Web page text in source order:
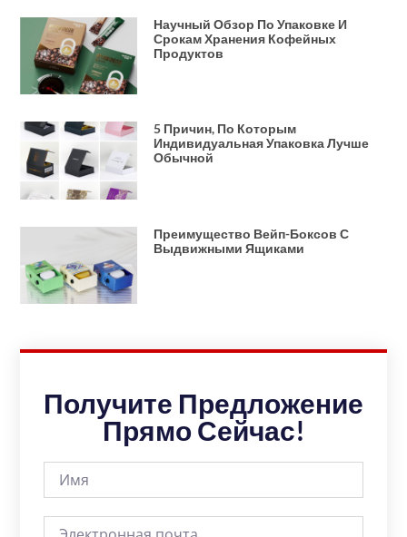
Научный Обзор По Упаковке И
Срокам Хранения Кофейных
Продуктов
5 Причин, По Которым
Индивидуальная Упаковка Лучше
Обычной
Преимущество Вейп-Боксов С
Выдвижными Ящиками
Получите Предложение
Прямо Сейчас!